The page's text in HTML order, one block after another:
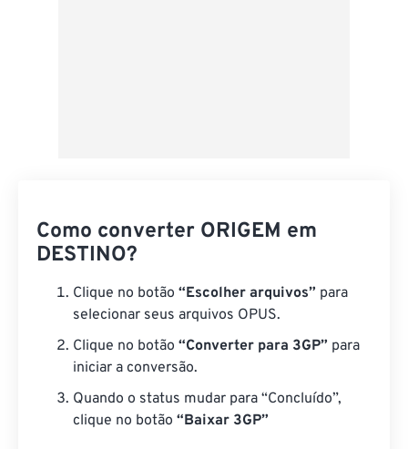
Como converter ORIGEM em
DESTINO?
Clique no botão “Escolher arquivos” para
selecionar seus arquivos OPUS.
Clique no botão “Converter para 3GP” para
iniciar a conversão.
Quando o status mudar para “Concluído”,
clique no botão “Baixar 3GP”